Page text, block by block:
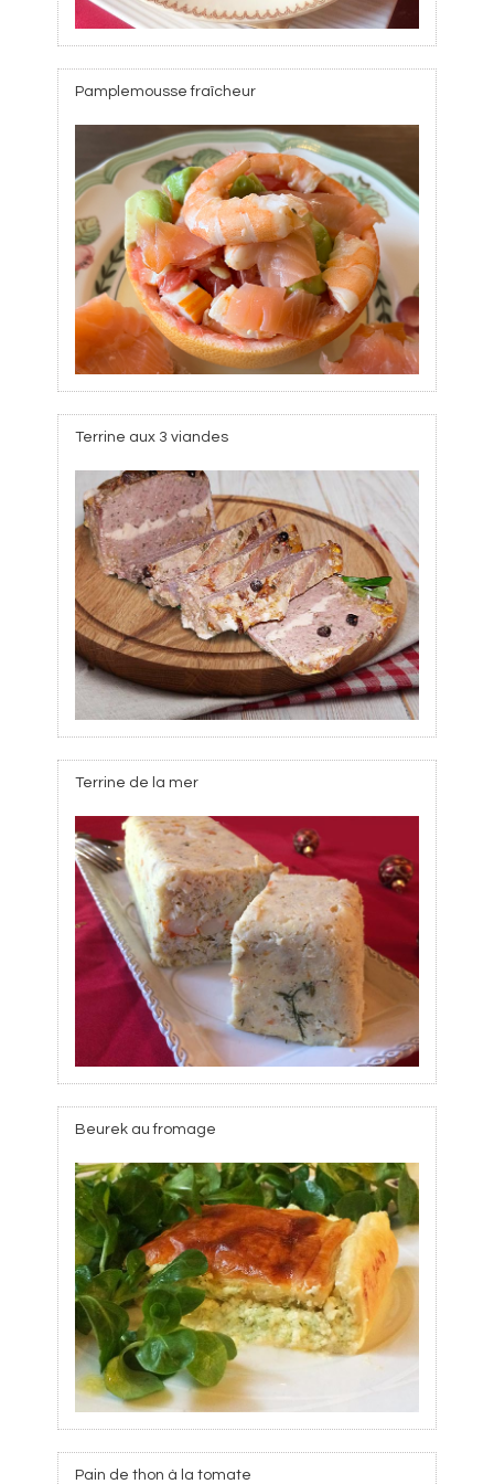
Pamplemousse fraîcheur
Terrine aux 3 viandes
Terrine de la mer
Beurek au fromage
Pain de thon à la tomate